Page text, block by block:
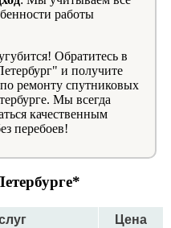
работы
Обратитесь в
и получите
ремонту спутниковых
Мы всегда
качественным
перебоев!
Цена